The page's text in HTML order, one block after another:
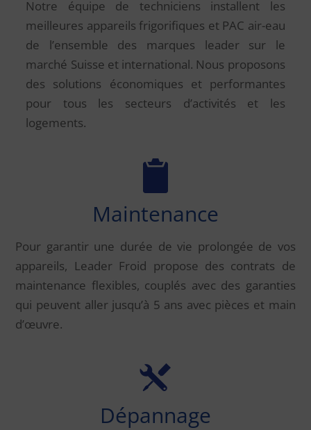
Notre équipe de techniciens installent les
meilleures appareils frigorifiques et PAC air-eau
de l’ensemble des marques leader sur le
marché Suisse et international. Nous proposons
des solutions économiques et performantes
pour tous les secteurs d’activités et les
logements.
Maintenance
Pour garantir une durée de vie prolongée de vos
appareils, Leader Froid propose des contrats de
maintenance flexibles, couplés avec des garanties
qui peuvent aller jusqu’à 5 ans avec pièces et main
d’œuvre.
Dépannage